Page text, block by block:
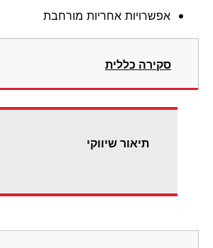
אפשרויות אחריות מורחבת
סקירה כללית
תיאור שיווקי